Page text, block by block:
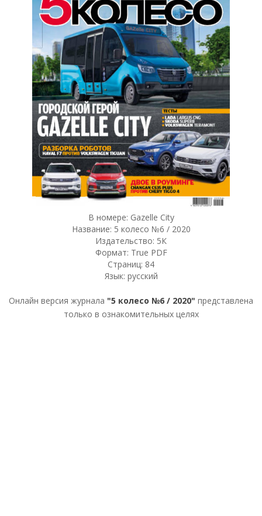
В номере: Gazelle City
Название: 5 колесо №6 / 2020
Издательство: 5К
Формат: True PDF
Страниц: 84
Язык: русский
Онлайн версия журнала "5 колесо №6 / 2020" представлена
только в ознакомительных целях